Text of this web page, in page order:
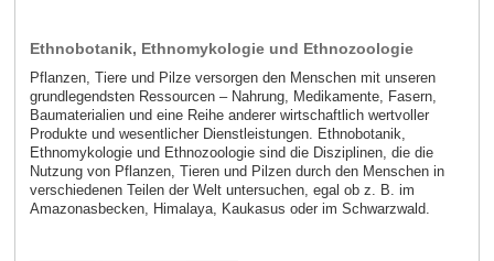
Ethnobotanik, Ethnomykologie und Ethnozoologie
Pflanzen, Tiere und Pilze versorgen den Menschen mit unseren
grundlegendsten Ressourcen – Nahrung, Medikamente, Fasern,
Baumaterialien und eine Reihe anderer wirtschaftlich wertvoller
Produkte und wesentlicher Dienstleistungen. Ethnobotanik,
Ethnomykologie und Ethnozoologie sind die Disziplinen, die die
Nutzung von Pflanzen, Tieren und Pilzen durch den Menschen in
verschiedenen Teilen der Welt untersuchen, egal ob z. B. im
Amazonasbecken, Himalaya, Kaukasus oder im Schwarzwald.